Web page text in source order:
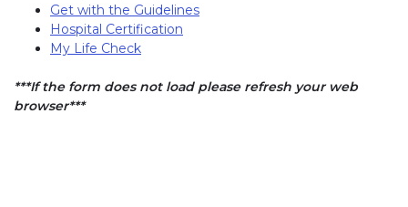
Get with the Guidelines
Hospital Certification
My Life Check
***If the form does not load please refresh your web
browser***